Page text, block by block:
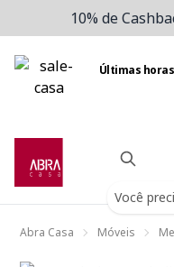
10% de
Últimas
Você
Abra Casa Móveis